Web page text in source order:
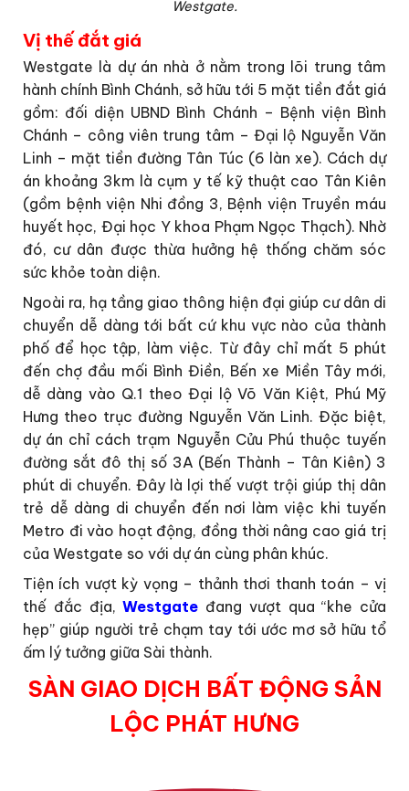
Westgate.
Vị thế đắt giá
Westgate là dự án nhà ở nằm trong lõi trung tâm
hành chính Bình Chánh, sở hữu tới 5 mặt tiền đắt giá
gồm: đối diện UBND Bình Chánh – Bệnh viện Bình
Chánh – công viên trung tâm – Đại lộ Nguyễn Văn
Linh – mặt tiền đường Tân Túc (6 làn xe). Cách dự
án khoảng 3km là cụm y tế kỹ thuật cao Tân Kiên
(gồm bệnh viện Nhi đồng 3, Bệnh viện Truyền máu
huyết học, Đại học Y khoa Phạm Ngọc Thạch). Nhờ
đó, cư dân được thừa hưởng hệ thống chăm sóc
sức khỏe toàn diện.
Ngoài ra, hạ tầng giao thông hiện đại giúp cư dân di
chuyển dễ dàng tới bất cứ khu vực nào của thành
phố để học tập, làm việc. Từ đây chỉ mất 5 phút
đến chợ đầu mối Bình Điền, Bến xe Miền Tây mới,
dễ dàng vào Q.1 theo Đại lộ Võ Văn Kiệt, Phú Mỹ
Hưng theo trục đường Nguyễn Văn Linh. Đặc biệt,
dự án chỉ cách trạm Nguyễn Cửu Phú thuộc tuyến
đường sắt đô thị số 3A (Bến Thành – Tân Kiên) 3
phút di chuyển. Đây là lợi thế vượt trội giúp thị dân
trẻ dễ dàng di chuyển đến nơi làm việc khi tuyến
Metro đi vào hoạt động, đồng thời nâng cao giá trị
của Westgate so với dự án cùng phân khúc.
Tiện ích vượt kỳ vọng – thảnh thơi thanh toán – vị
thế đắc địa, Westgate đang vượt qua “khe cửa
hẹp” giúp người trẻ chạm tay tới ước mơ sở hữu tổ
ấm lý tưởng giữa Sài thành.
SÀN GIAO DỊCH BẤT ĐỘNG SẢN
LỘC PHÁT HƯNG